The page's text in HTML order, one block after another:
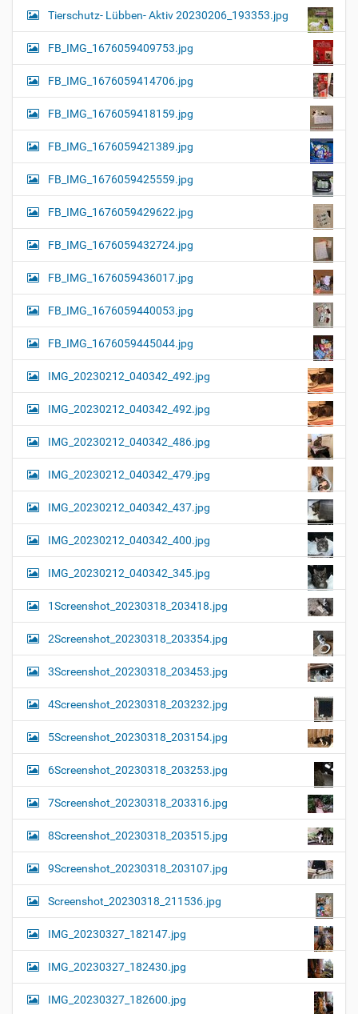
Tierschutz- Lübben- Aktiv 20230206_193353.jpg
FB_IMG_1676059409753.jpg
FB_IMG_1676059414706.jpg
FB_IMG_1676059418159.jpg
FB_IMG_1676059421389.jpg
FB_IMG_1676059425559.jpg
FB_IMG_1676059429622.jpg
FB_IMG_1676059432724.jpg
FB_IMG_1676059436017.jpg
FB_IMG_1676059440053.jpg
FB_IMG_1676059445044.jpg
IMG_20230212_040342_492.jpg
IMG_20230212_040342_492.jpg
IMG_20230212_040342_486.jpg
IMG_20230212_040342_479.jpg
IMG_20230212_040342_437.jpg
IMG_20230212_040342_400.jpg
IMG_20230212_040342_345.jpg
1Screenshot_20230318_203418.jpg
2Screenshot_20230318_203354.jpg
3Screenshot_20230318_203453.jpg
4Screenshot_20230318_203232.jpg
5Screenshot_20230318_203154.jpg
6Screenshot_20230318_203253.jpg
7Screenshot_20230318_203316.jpg
8Screenshot_20230318_203515.jpg
9Screenshot_20230318_203107.jpg
Screenshot_20230318_211536.jpg
IMG_20230327_182147.jpg
IMG_20230327_182430.jpg
IMG_20230327_182600.jpg